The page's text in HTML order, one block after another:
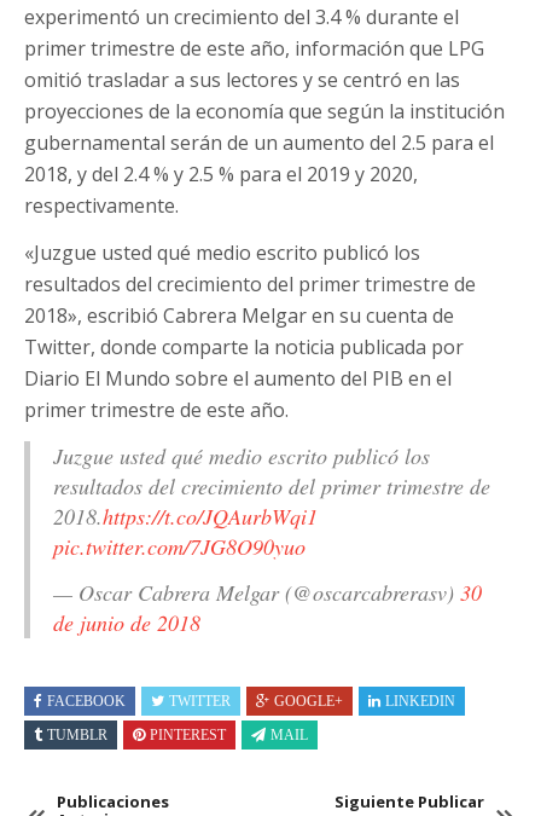
experimentó un crecimiento del 3.4 % durante el
primer trimestre de este año, información que LPG
omitió trasladar a sus lectores y se centró en las
proyecciones de la economía que según la institución
gubernamental serán de un aumento del 2.5 para el
2018, y del 2.4 % y 2.5 % para el 2019 y 2020,
respectivamente.
«Juzgue usted qué medio escrito publicó los
resultados del crecimiento del primer trimestre de
2018», escribió Cabrera Melgar en su cuenta de
Twitter, donde comparte la noticia publicada por
Diario El Mundo sobre el aumento del PIB en el
primer trimestre de este año.
Juzgue usted qué medio escrito publicó los
resultados del crecimiento del primer trimestre de
2018.https://t.co/JQAurbWqi1
pic.twitter.com/7JG8O90yuo
— Oscar Cabrera Melgar (@oscarcabrerasv) 30
de junio de 2018
FACEBOOK TWITTER GOOGLE+
LINKEDIN
TUMBLR
PINTEREST MAIL
Publicaciones
Siguiente Publicar